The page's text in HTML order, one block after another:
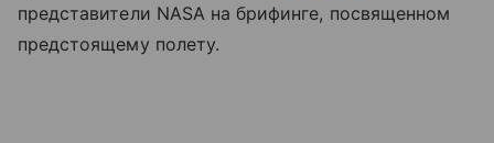
представители NASA на брифинге, посвященном
предстоящему полету.